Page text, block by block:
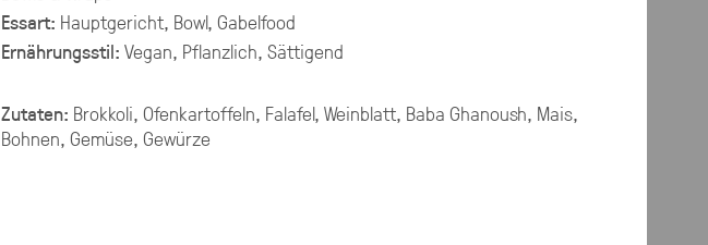
Essart: Hauptgericht, Bowl, Gabelfood
Ernährungsstil: Vegan, Pflanzlich, Sättigend
Zutaten: Brokkoli, Ofenkartoffeln, Falafel, Weinblatt, Baba Ghanoush, Mais,
Bohnen, Gemüse, Gewürze
Brutto
Netto